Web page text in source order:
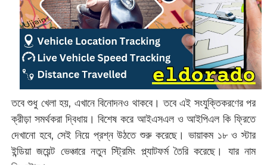
তবে শুধু খেলা হয়, এখানে বিনোদনও থাকবে। তবে এই সংযুক্তিকরণের পর
ক্রীড়া সমর্থকরা দ্বিধায়। বিশেষ করে আইএসএল ও আইপিএল কি ফ্রিতে
দেখানো হবে, সেই নিয়ে প্রশ্ন উঠতে শুরু করেছে। ভায়াকম ১৮ ও স্টার
ইন্ডিয়া জয়েন্ট ভেঞ্চারে নতুন স্ট্রিমিং প্ল্যাটফর্ম তৈরি করেছে। যার নাম